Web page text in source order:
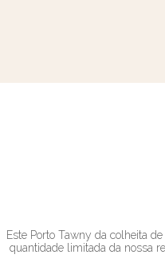
Este Porto Tawny da colheita
quantidade limitada da nossa